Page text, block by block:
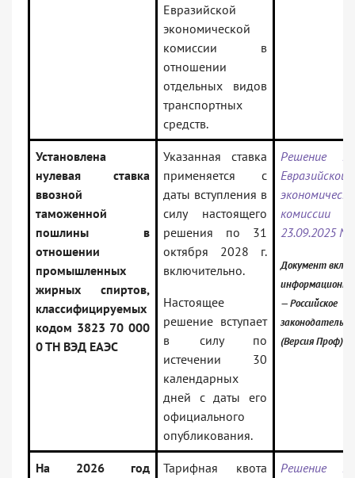
Евразийской
экономической
комиссии в
отношении
отдельных видов
транспортных
средств.
Установлена
нулевая ставка
ввозной
таможенной
пошлины в
отношении
промышленных
жирных спиртов,
классифицируемых
кодом 3823 70 000
0 ТН ВЭД ЕАЭС
Указанная ставка
применяется с
даты вступления в
силу настоящего
решения по 31
октября 2028 г.
включительно.
Настоящее
решение вступает
в силу по
истечении 30
календарных
дней с даты его
официального
опубликования.
Решение
Евразийской
23.09.2025 N
Документ
— Российское
(Версия Проф)
На 2026 год
Тарифная квота
Решение